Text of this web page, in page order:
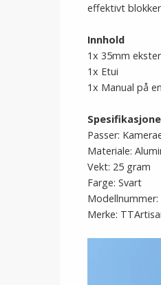
effektivt
Innhold
1x 35mm
1x Etui
1x Manual på
Passer:
Materiale:
Vekt: 25 gram
Farge: Svart
Modellnummer:
Merke: